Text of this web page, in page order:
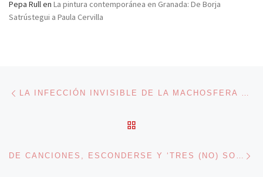
Pepa Rullen La pintura contemporánea en Granada: De Borja
Satrústegui a Paula Cervilla
Navegación de entradas LA INFECCIÓN INVISIBLE DE LA MACHOSFERA O LOS HOMBRES QUE ODIAN A LAS MUJERES